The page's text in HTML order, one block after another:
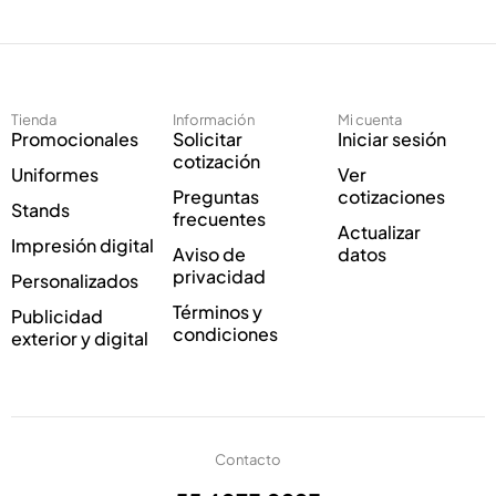
o
r
r
o
*
c
n
i
c
o
*
Tienda
Promocionales
Uniformes
Stands
Impresión digital
Personalizados
Publicidad
exterior y digital
Información
Solicitar
cotización
Preguntas
frecuentes
Aviso de
privacidad
Términos y
condiciones
Mi cuenta
Iniciar sesión
Ver
cotizaciones
Actualizar
datos
Contacto